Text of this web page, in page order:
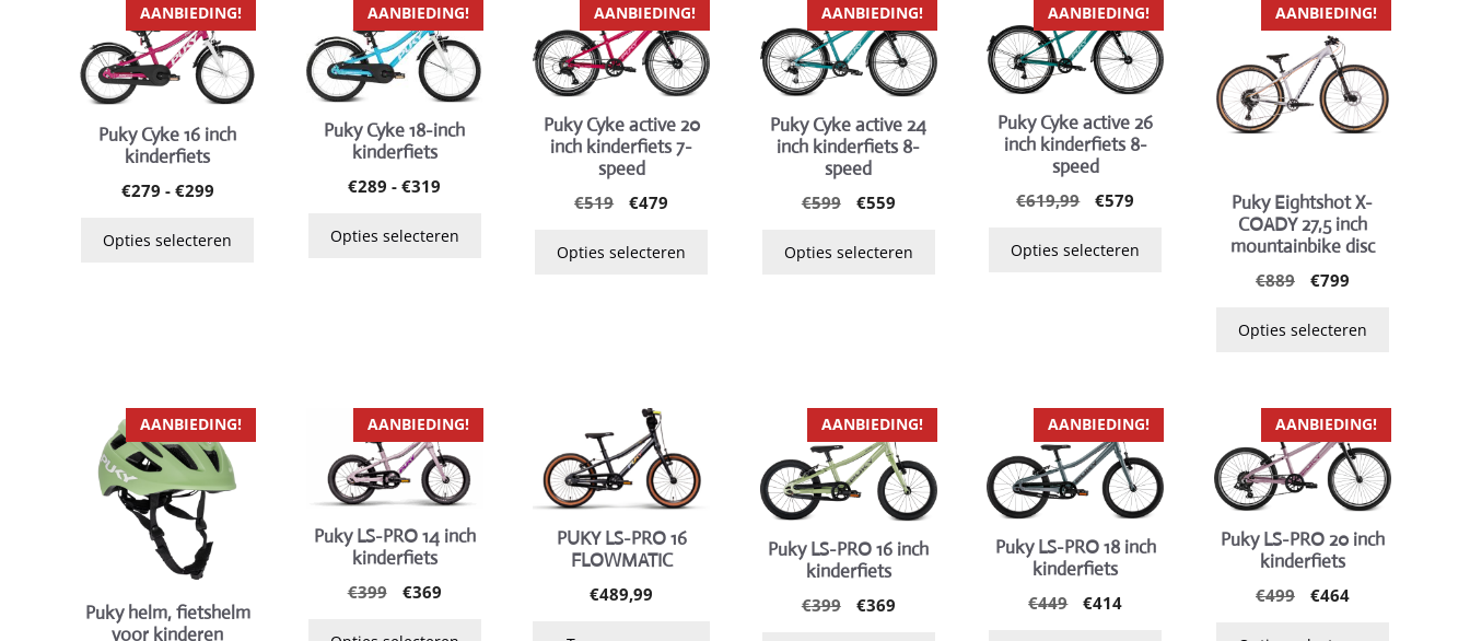
AANBIEDING!
Puky Cyke 16 inch
kinderfiets
€279 - €299Prijsklasse:
tot
Opties selecteren
product
heeft
meerdere
Deze
worden
AANBIEDING!
Puky Cyke 18-inch
kinderfiets
€289 - €319
tot
Opties selecteren
product
heeft
meerdere
variaties.
Deze
gekozen
AANBIEDING!
Puky Cyke active 20
inch kinderfiets 7-
speed
€519
Oorspronkelijke
was:
€479
is:
Opties selecteren
product
heeft
meerdere
variaties.
Deze
worden
AANBIEDING!
Puky Cyke active 24
inch kinderfiets 8-
speed
€599
Oorspronkelijke
was:
€559Huidige
is:
Opties selecteren
product
heeft
meerdere
variaties.
Deze
worden
AANBIEDING!
Puky Cyke active 26
inch kinderfiets 8-
speed
€619,99
Oorspronkelijke
was:
€579
is:
Opties selecteren
product
heeft
meerdere
variaties.
Deze
kan
worden
AANBIEDING!
Puky Eightshot X-
COADY 27,5 inch
mountainbike disc
€889
Oorspronkelijke
was:
€799Huidige
is:
Opties selecteren
product
heeft
meerdere
variaties.
kan
gekozen
worden
productpagina
AANBIEDING!
Puky helm, fietshelm
voor kinderen
product
heeft
meerdere
variaties.
kan
AANBIEDING!
Puky LS-PRO 14 inch
kinderfiets
€399
Oorspronkelijke
was:
€369Huidige
is:
product
heeft
meerdere
variaties.
optie
PUKY LS-PRO 16
FLOWMATIC
€489,99
AANBIEDING!
Puky LS-PRO 16 inch
kinderfiets
€399
Oorspronkelijke
€369Huidige
product
heeft
meerdere
Deze
AANBIEDING!
Puky LS-PRO 18 inch
kinderfiets
€449
Oorspronkelijke
€414Huidige
product
heeft
meerdere
Deze
AANBIEDING!
Puky LS-PRO 20 inch
kinderfiets
€499
Oorspronkelijke
€464Huidige
product
heeft
meerdere
variaties.
Deze